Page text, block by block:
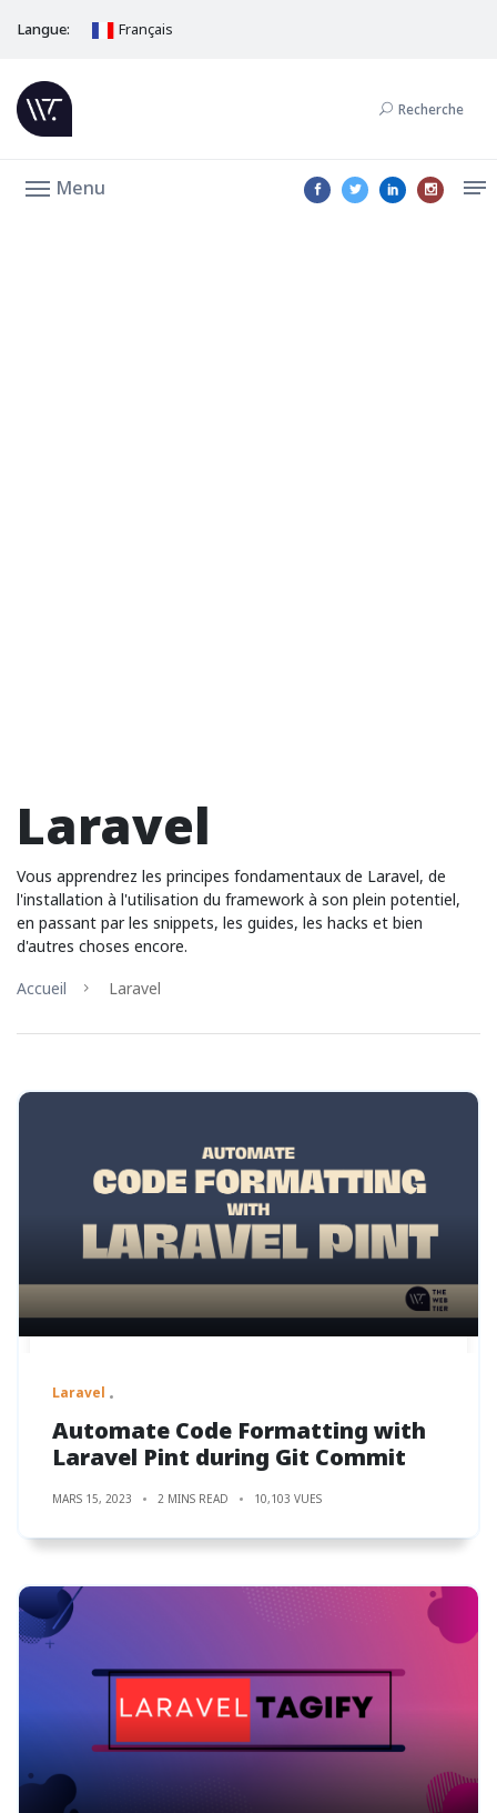
Langue: Français
Recherche
Menu
Laravel
Vous apprendrez les principes fondamentaux de Laravel, de
l'installation à l'utilisation du framework à son plein potentiel,
en passant par les snippets, les guides, les hacks et bien
d'autres choses encore.
Accueil
Laravel
Laravel
Automate Code Formatting with
Laravel Pint during Git Commit
MARS 15, 2023 2 MINS READ 10,103 VUES